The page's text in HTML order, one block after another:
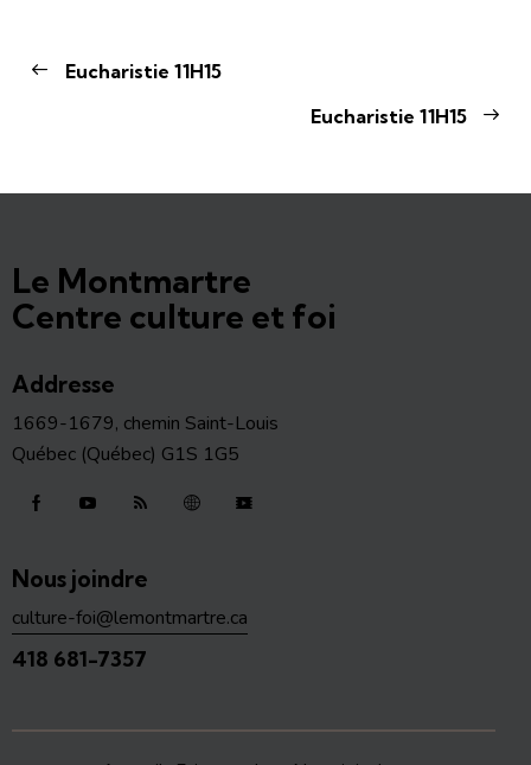
Eucharistie 11H15
Eucharistie 11H15
Le Montmartre
Centre culture et foi
Addresse
1669-1679, chemin Saint-Louis
Québec (Québec) G1S 1G5
Nous joindre
culture-foi@lemontmartre.ca
418 681-7357